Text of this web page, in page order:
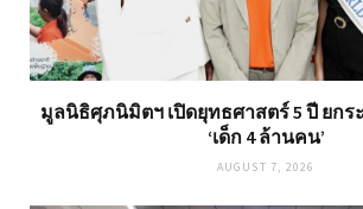
มูลนิธิศุภนิมิตฯ เปิดยุทธศาสตร์ 5 ปี ยก
‘เด็ก 4 ล้านคน’
AUGUST 7, 2026